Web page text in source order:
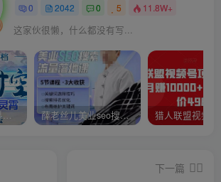
0 2042 0 5 11.8W+
这家伙很懒，什么都没有写...
外面收费1980的抖音武动时空直播项目，无需真人出镜，实时互动直播【软件+详细教程】 薛老丝儿美业seo搜索流量落地课，一周暴涨20w粉丝，全干货讲解
下一篇